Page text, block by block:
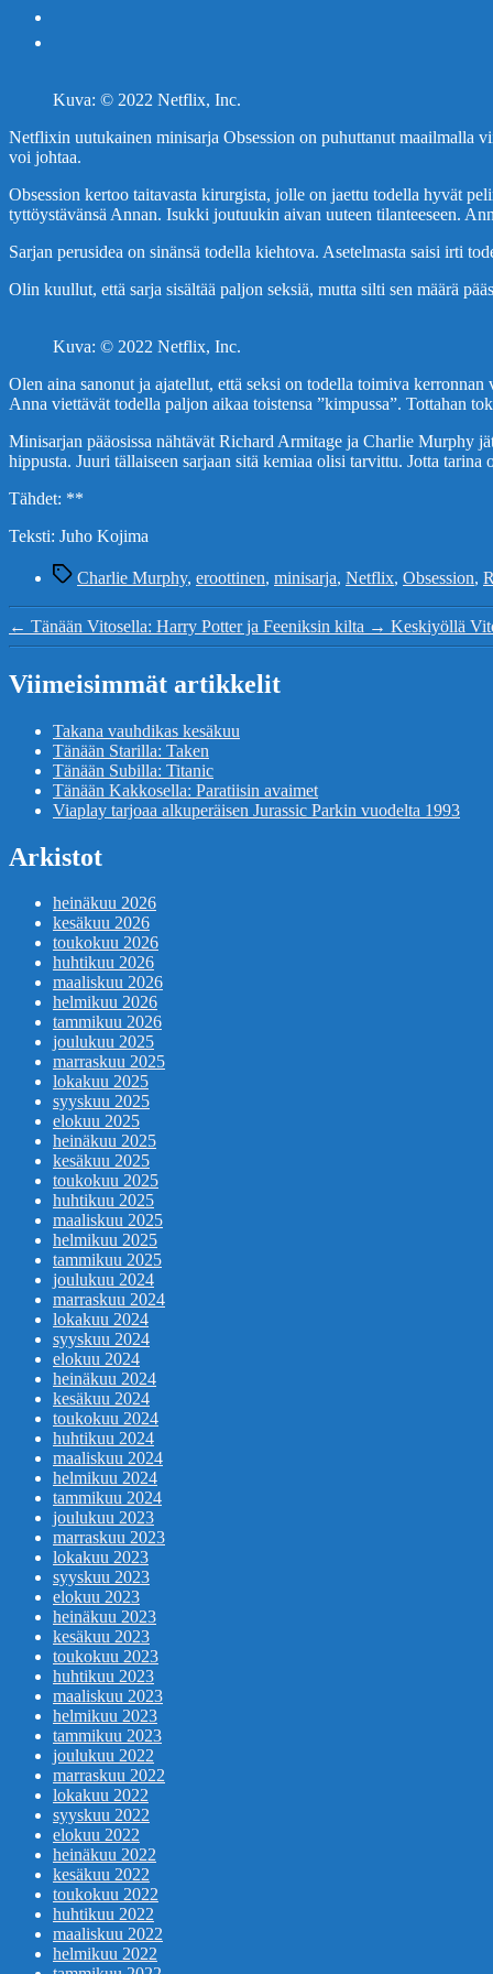
Kuva: © 2022 Netflix, Inc.
Netflixin uutukainen minisarja Obsession on puhuttanut maailmalla
voi johtaa.
Obsession kertoo taitavasta kirurgista, jolle on jaettu todella hyvät
tyttöystävänsä Annan. Isukki joutuukin aivan uuteen tilanteeseen.
Sarjan perusidea on sinänsä todella kiehtova. Asetelmasta saisi irti
Olin kuullut, että sarja sisältää paljon seksiä, mutta silti sen määrä
Kuva: © 2022 Netflix, Inc.
Olen aina sanonut ja ajatellut, että seksi on todella toimiva
Anna viettävät todella paljon aikaa toistensa ”kimpussa”. Tottahan
Minisarjan pääosissa nähtävät Richard Armitage ja Charlie Murphy
hippusta. Juuri tällaiseen sarjaan sitä kemiaa olisi tarvittu. Jotta
Tähdet: **
Teksti: Juho Kojima
Avainsanat
Charlie Murphy, eroottinen, minisarja, Netflix, Obsession,
← Tänään Vitosella: Harry Potter ja Feeniksin kilta → Keskiyöllä
Viimeisimmät artikkelit
Takana vauhdikas kesäkuu
Tänään Starilla: Taken
Tänään Subilla: Titanic
Tänään Kakkosella: Paratiisin avaimet
Viaplay tarjoaa alkuperäisen Jurassic Parkin vuodelta 1993
Arkistot
heinäkuu 2026
kesäkuu 2026
toukokuu 2026
huhtikuu 2026
maaliskuu 2026
helmikuu 2026
tammikuu 2026
joulukuu 2025
marraskuu 2025
lokakuu 2025
syyskuu 2025
elokuu 2025
heinäkuu 2025
kesäkuu 2025
toukokuu 2025
huhtikuu 2025
maaliskuu 2025
helmikuu 2025
tammikuu 2025
joulukuu 2024
marraskuu 2024
lokakuu 2024
syyskuu 2024
elokuu 2024
heinäkuu 2024
kesäkuu 2024
toukokuu 2024
huhtikuu 2024
maaliskuu 2024
helmikuu 2024
tammikuu 2024
joulukuu 2023
marraskuu 2023
lokakuu 2023
syyskuu 2023
elokuu 2023
heinäkuu 2023
kesäkuu 2023
toukokuu 2023
huhtikuu 2023
maaliskuu 2023
helmikuu 2023
tammikuu 2023
joulukuu 2022
marraskuu 2022
lokakuu 2022
syyskuu 2022
elokuu 2022
heinäkuu 2022
kesäkuu 2022
toukokuu 2022
huhtikuu 2022
maaliskuu 2022
helmikuu 2022